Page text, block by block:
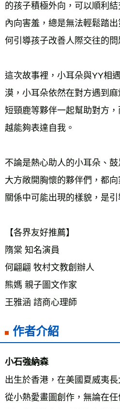
的孩子積極外向，可以順利
內向害羞，總是無法輕鬆踏
何引導孩子改善人際交往的問
這次故事裡，小耳朵與YY相
漠，小耳朵依然在對方遇到
短頸鹿等夥伴一起幫助對方
越能夠表達自我。
不論是熱心助人的小耳朵、
大方敞開胸懷的夥伴們，都
關係中可能出現的樣貌，是
【各界友好推薦】
隋棠 知名演員
何翩翩 牧村文教創辦人
熊媽 親子圖文作家
王雅涵 諮商心理師
作者介紹
小石強納森
出生於香港，在美國夏威夷長
從小熱愛畫圖創作，無論在